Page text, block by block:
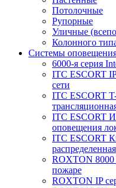
Потолочные
Рупорные
Уличные
Колонного
Системы
6000-я серия
ITC ESCORT
сети
ITC ESCORT
ITC ESCORT
оповещения
ITC ESCORT
распределенная
ROXTON 8000
пожаре
ROXTON IP